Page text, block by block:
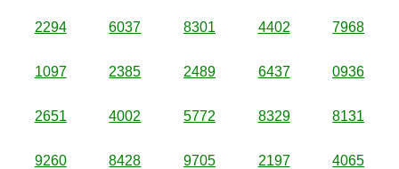
2294 6037 8301 4402 7968
1097 2385 2489 6437 0936
2651 4002 5772 8329 8131
9260 8428 9705 2197 4065